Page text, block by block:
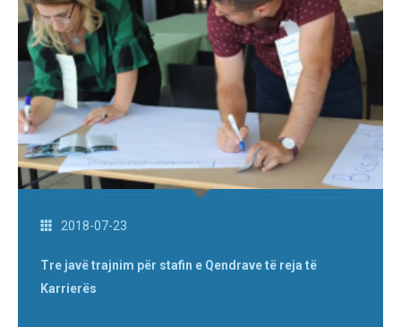
2018-07-23
Tre javë trajnim për stafin e Qendrave të reja të
Karrierës